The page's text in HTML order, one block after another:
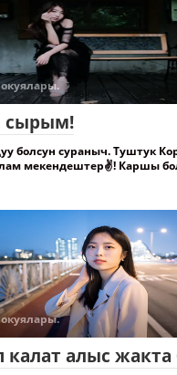
сырым!
болсун сураныч. Туштук
мекендештер✌️! Каршы
калат алыс жакта